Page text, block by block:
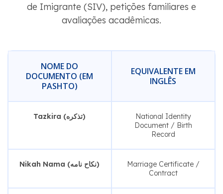
de Imigrante (SIV), petições familiares e
avaliações acadêmicas.
NOME DO
DOCUMENTO (EM
PASHTO)
EQUIVALENTE EM
INGLÊS
Tazkira (تذکره)
National Identity
Document / Birth
Record
Nikah Nama (نکاح نامه)
Marriage Certificate /
Contract